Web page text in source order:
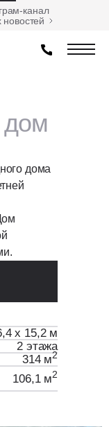
канал
новостей
дом
дома
х 15,2 м
2 этажа
314 м2
106,1 м2